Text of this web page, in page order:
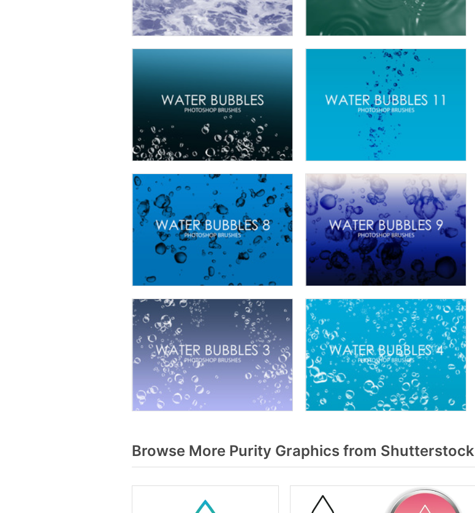
Browse More Purity Graphics from Shutterstock